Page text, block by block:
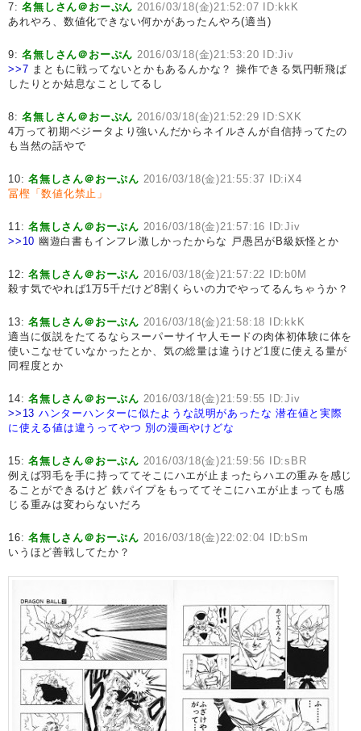
7:名無しさん＠おーぷん 2016/03/18(金)21:52:07 ID:kkK
あれやろ、数値化できない何かがあったんやろ(適当)
9:名無しさん＠おーぷん 2016/03/18(金)21:53:20 ID:Jiv
>>7 まともに戦ってないとかもあるんかな？ 操作できる気円斬飛ば
したりとか姑息なことしてるし
8:名無しさん＠おーぷん 2016/03/18(金)21:52:29 ID:SXK
4万って初期ベジータより強いんだからネイルさんが自信持ってたの
も当然の話やで
10:名無しさん＠おーぷん 2016/03/18(金)21:55:37 ID:iX4
冨樫「数値化禁止」
11:名無しさん＠おーぷん 2016/03/18(金)21:57:16 ID:Jiv
>>10 幽遊白書もインフレ激しかったからな 戸愚呂がB級妖怪とか
12:名無しさん＠おーぷん 2016/03/18(金)21:57:22 ID:b0M
殺す気でやれば1万5千だけど8割くらいの力でやってるんちゃうか？
13:名無しさん＠おーぷん 2016/03/18(金)21:58:18 ID:kkK
適当に仮説をたてるならスーパーサイヤ人モードの肉体初体験に体を
使いこなせていなかったとか、気の総量は違うけど1度に使える量が
同程度とか
14:名無しさん＠おーぷん 2016/03/18(金)21:59:55 ID:Jiv
>>13 ハンターハンターに似たような説明があったな 潜在値と実際
に使える値は違うってやつ 別の漫画やけどな
15:名無しさん＠おーぷん 2016/03/18(金)21:59:56 ID:sBR
例えば羽毛を手に持っててそこにハエが止まったらハエの重みを感じ
ることができるけど 鉄パイプをもっててそこにハエが止まっても感
じる重みは変わらないだろ
16:名無しさん＠おーぷん 2016/03/18(金)22:02:04 ID:bSm
いうほど善戦してたか？